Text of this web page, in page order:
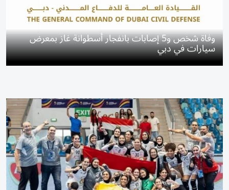
وفاة شخص و5 إصابات بانفجار أسطوانة غاز بمعرض
سيارات في دبي